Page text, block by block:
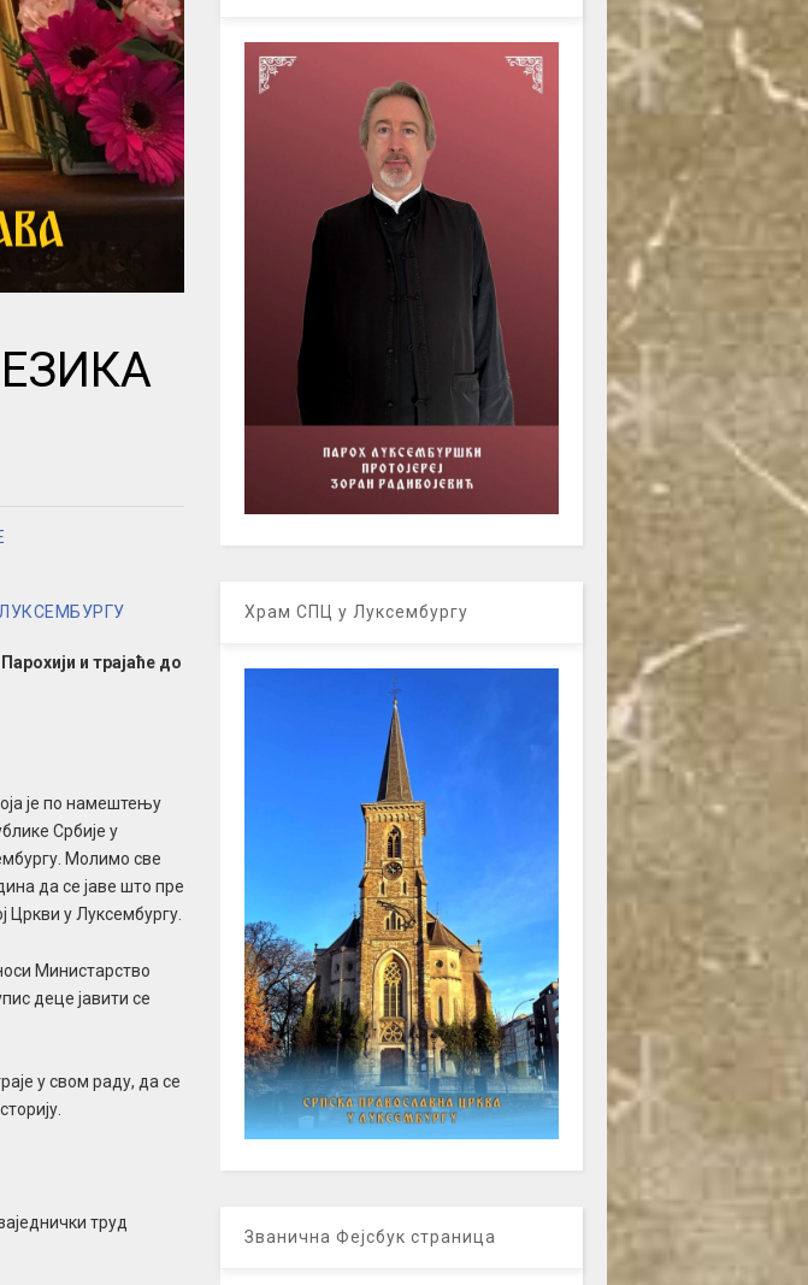
и трајаће до
је по намештењу
Србије у
Молимо све
да се јаве што пре
у Луксембургу.
Министарство
деце јавити се
у свом раду, да се
труд
Храм СПЦ у Луксембургу
Званична Фејсбук страница